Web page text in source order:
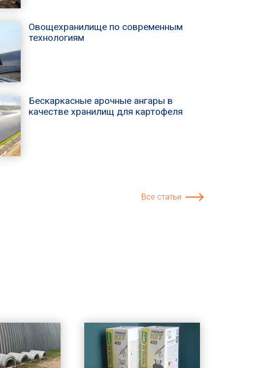
Овощехранилище по современным
технологиям
Бескаркасные арочные ангары в
качестве хранилищ для картофеля
Все статьи